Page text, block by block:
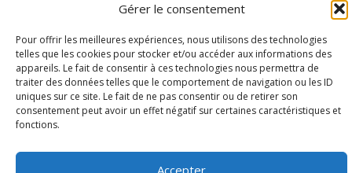
Gérer le consentement
Pour offrir les meilleures expériences, nous utilisons des technologies
telles que les cookies pour stocker et/ou accéder aux informations des
appareils. Le fait de consentir à ces technologies nous permettra de
traiter des données telles que le comportement de navigation ou les ID
uniques sur ce site. Le fait de ne pas consentir ou de retirer son
consentement peut avoir un effet négatif sur certaines caractéristiques et
fonctions.
Accepter
06 Juil 2026
Étude d’évaluabilité des Structures
d’accompagnement à l’autocréation d’emploi (SAACE)
01 Juil 2026
Pénurie du personnel infirmier :quels indicateurs
Wallonie ?